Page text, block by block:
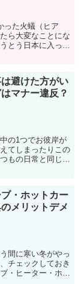
った火蟻（ヒア
ら大変なことにな
とう日本に入って
避けた方がい
マナー違反？
の1つでお彼岸が
てしまったりこの
もの日常と同じな
・ホットカー
メリットデメ
間に寒い冬がやっ
チェックしておき
・ヒーター・ホッ